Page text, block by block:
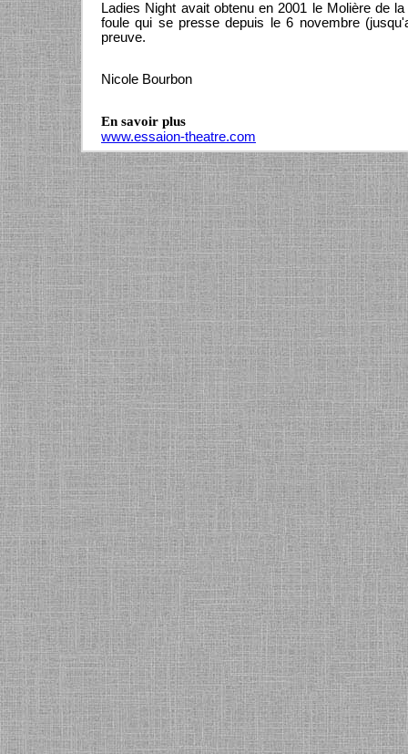
Ladies Night avait obtenu en 2001 le Molière de
foule qui se presse depuis le 6 novembre
preuve.
Nicole Bourbon
En savoir plus
www.essaion-theatre.com